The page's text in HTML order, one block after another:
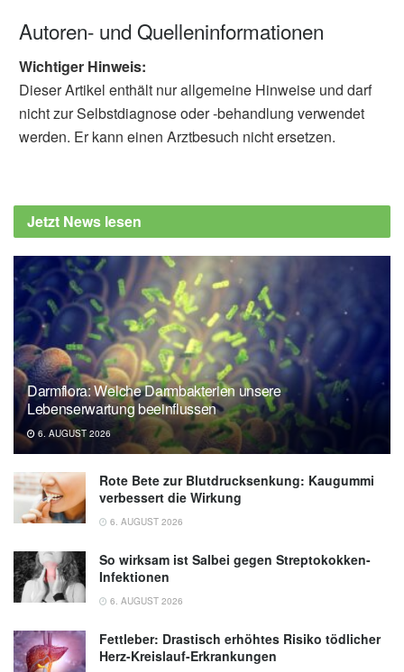
Autoren- und Quelleninformationen
Wichtiger Hinweis:
Dieser Artikel enthält nur allgemeine Hinweise und darf
nicht zur Selbstdiagnose oder -behandlung verwendet
werden. Er kann einen Arztbesuch nicht ersetzen.
Jetzt News lesen
Darmflora: Welche Darmbakterien unsere
Lebenserwartung beeinflussen
6. AUGUST 2026
Rote Bete zur Blutdrucksenkung: Kaugummi
verbessert die Wirkung
6. AUGUST 2026
So wirksam ist Salbei gegen Streptokokken-
Infektionen
6. AUGUST 2026
Fettleber: Drastisch erhöhtes Risiko tödlicher
Herz-Kreislauf-Erkrankungen